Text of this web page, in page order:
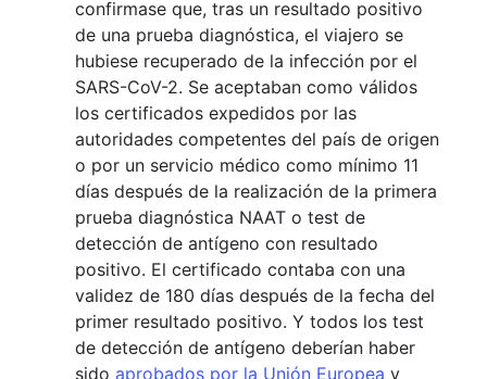
confirmase que, tras un resultado positivo
de una prueba diagnóstica, el viajero se
hubiese recuperado de la infección por el
SARS-CoV-2. Se aceptaban como válidos
los certificados expedidos por las
autoridades competentes del país de origen
o por un servicio médico como mínimo 11
días después de la realización de la primera
prueba diagnóstica NAAT o test de
detección de antígeno con resultado
positivo. El certificado contaba con una
validez de 180 días después de la fecha del
primer resultado positivo. Y todos los test
de detección de antígeno deberían haber
sidoaprobados por la Unión Europea y